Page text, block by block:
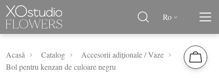
Ro
Acasă Catalog
Accesorii adiționale / Vaze
Bol pentru kenzan de culoare negru